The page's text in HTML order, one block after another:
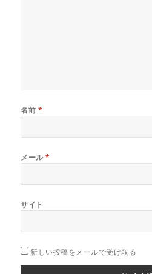
名前 *
メール*
サイト
新しい投稿をメールで受け取る